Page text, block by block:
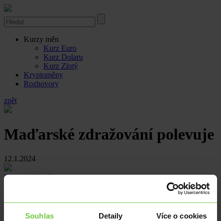
Souhlas Detaily Více o cookies
Kurzy měn
Kurz Euro
Kurz Dolaru
Kurz Zlotý
Kryptoměny
Rozhovory
zpět
Maďarské zdražování polevuje
12.1.2024
Dominik Hudák
Centrální statistický úřad v Maďarsku dnes zveřejnil prosincovou
míru spotřebitelské inflace, která v meziročním srovnání zpomalila
na 5,5 % z listopadových 7,9 %, což je výsledek pod očekáváním